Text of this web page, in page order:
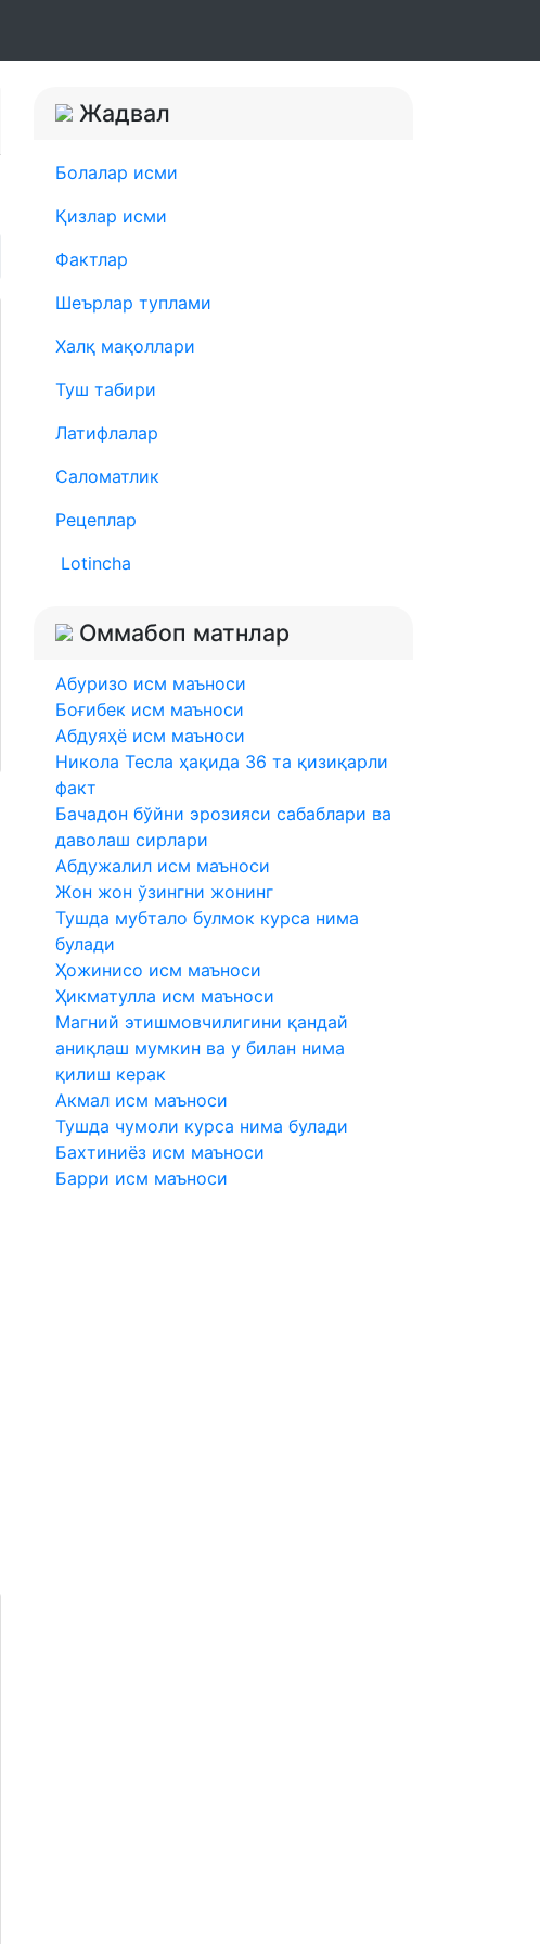
Жадвал
Болалар исми
Қизлар исми
Фактлар
Шеърлар туплами
Халқ мақоллари
Туш табири
Латифлалар
Саломатлик
Рецеплар
Lotincha
Оммабоп матнлар
Абуризо исм маъноси
Боғибек исм маъноси
Абдуяҳё исм маъноси
Никола Тесла ҳақида 36 та қизиқарли
факт
Бачадон бўйни эрозияси сабаблари ва
даволаш сирлари
Абдужалил исм маъноси
Жон жон ўзингни жонинг
Тушда мубтало булмок курса нима
булади
Ҳожинисо исм маъноси
Ҳикматулла исм маъноси
Магний этишмовчилигини қандай
аниқлаш мумкин ва у билан нима
қилиш керак
Акмал исм маъноси
Тушда чумоли курса нима булади
Бахтиниёз исм маъноси
Барри исм маъноси